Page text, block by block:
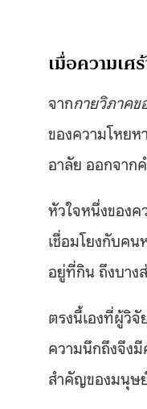
เมื่อความเศ
จากกายวิภาคข
ของความโหยห
อาลัย ออกจาก
หัวใจหนึ่งของ
เชื่อมโยงกับค
อยู่ที่กิน ถึงบาง
ตรงนี้เองที่ผู้วิ
ความนึกถึงจึง
สำคัญของมนุษ